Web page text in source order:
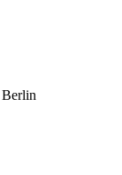
Berlin